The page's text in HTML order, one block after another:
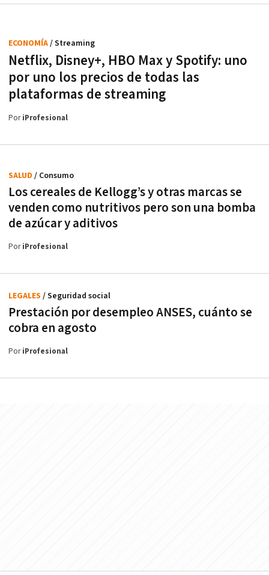
Netflix, Disney+, HBO Max y Spotify: uno
por uno los precios de todas las
plataformas de streaming
ECONOMÍA/ Streaming
PoriProfesional
Los cereales de Kellogg’s y otras marcas se
venden como nutritivos pero son una bomba
de azúcar y aditivos
SALUD / Consumo
PoriProfesional
Prestación por desempleo ANSES, cuánto se
cobra en agosto
LEGALES / Seguridad social
PoriProfesional